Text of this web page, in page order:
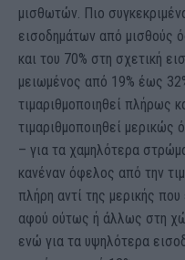
μισθωτών. Πιο
εισοδημάτων από μισθούς
και του 70% στη σχετική
μειωμένος από 19% έως
τιμαριθμοποιηθεί πλήρως
τιμαριθμοποιηθεί
– για τα χαμηλότερα
κανέναν όφελος από την
πλήρη αντί της μερικής
αφού ούτως ή άλλως στη
ενώ για τα υψηλότερα